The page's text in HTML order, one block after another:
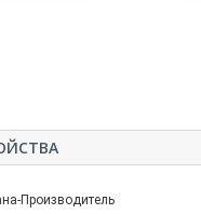
Производитель